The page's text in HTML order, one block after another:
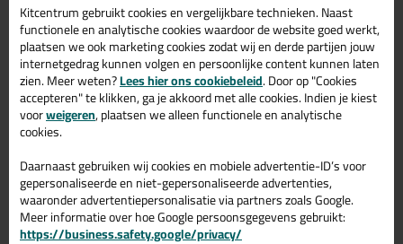
Omschrijving Specificaties Reviews (0)
Sikaflex® 296 - Ruitenlijm voor
glazen ramen in de scheepsbouw
De Sikaflex 296 van Sika is een hoogwaardige elastische 1-C
polyurethaan ruitenlijm met uitstekende spleetvullende
luchtvochtigheid.
Het product is speciaal ontwikkeld voor gebruik in de
scheepsbouw en voldoet aan de voorschriften van de
International Maritime Organisation (IMO). Sikaflex®-296
kenmerkt zich door zeer goede afglad eigenschappen, waardoor
Kitcentrum gebruikt cookies en vergelijkbare technieken. Naast
functionele en analytische cookies waardoor de website goed werkt,
plaatsen we ook marketing cookies zodat wij en derde partijen jouw
internetgedrag kunnen volgen en persoonlijke content kunnen laten
zien. Meer weten?Lees hier ons cookiebeleid. Door op "Cookies
accepteren" te klikken, ga je akkoord met alle cookies. Indien je kiest
voorweigeren, plaatsen we alleen functionele en analytische
cookies.
Daarnaast gebruiken wij cookies en mobiele advertentie-ID’s voor
gepersonaliseerde en niet-gepersonaliseerde advertenties,
waaronder advertentiepersonalisatie via partners zoals Google.
Meer informatie over hoe Google persoonsgegevens gebruikt:
https://business.safety.google/privacy/